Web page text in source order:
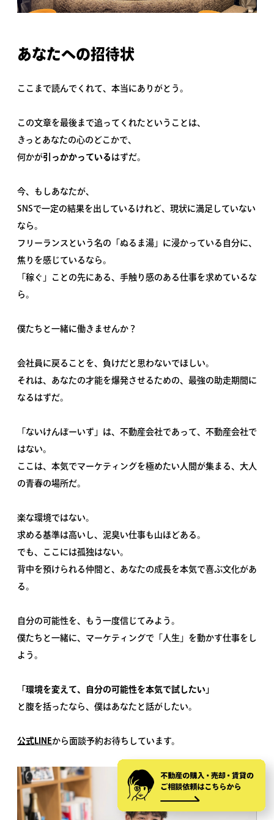
あなたへの招待状
ここまで読んでくれて、本当にありがとう。
この文章を最後まで追ってくれたということは、
きっとあなたの心のどこかで、
何かが引っかかっている はずだ。
今、もしあなたが、
SNSで一定の結果を出しているけれど、現状に満足していない
なら。
フリーランスという名の「ぬるま湯」に浸かっている自分に、
焦りを感じているなら。
「稼ぐ」ことの先にある、手触り感のある仕事を求めているな
ら。
僕たちと一緒に働きませんか？
会社員に戻ることを、負けだと思わないでほしい。
それは、あなたの才能を爆発させるための、最強の助走期間に
なるはずだ。
「ないけんぼーいず」は、不動産会社であって、不動産会社で
はない。
ここは、本気でマーケティングを極めたい人間が集まる、大人
の青春の場所だ。
楽な環境ではない。
求める基準は高いし、泥臭い仕事も山ほどある。
でも、ここには孤独はない。
背中を預けられる仲間と、あなたの成長を本気で喜ぶ文化があ
る。
自分の可能性を、もう一度信じてみよう。
僕たちと一緒に、マーケティングで「人生」を動かす仕事をし
よう。
「環境を変えて、自分の可能性を本気で試したい」
と腹を括ったなら、僕はあなたと話がしたい。
公式LINEから面談予約お待ちしています。